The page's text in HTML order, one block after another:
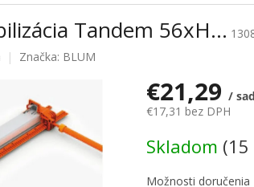
Tandem 56xH…
hviezdičiek.
Značka: BLUM
€21,29 /
€17,31 bez DPH
Skladom (15
Možnosti doručenia